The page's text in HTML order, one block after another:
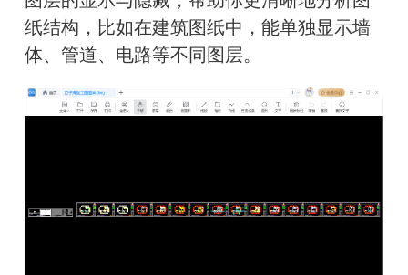
纸结构，比如在建筑图纸中，能单独显示墙
体、管道、电路等不同图层。